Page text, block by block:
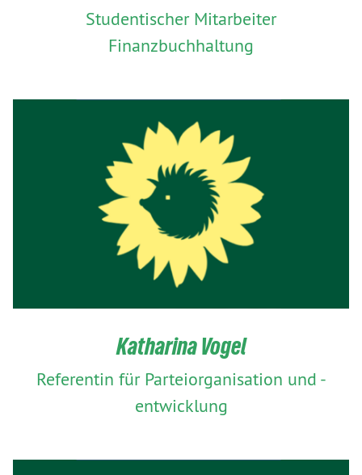
Studentischer Mitarbeiter
Finanzbuchhaltung
Katharina Vogel
Referentin für Parteiorganisation und -
entwicklung